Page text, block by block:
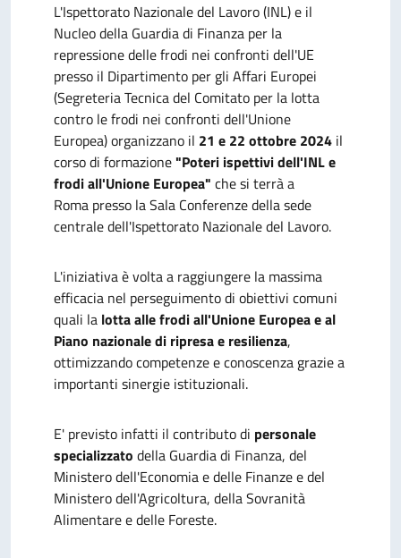
L'Ispettorato Nazionale del Lavoro (INL) e il
Nucleo della Guardia di Finanza per la
repressione delle frodi nei confronti dell'UE
presso il Dipartimento per gli Affari Europei
(Segreteria Tecnica del Comitato per la lotta
contro le frodi nei confronti dell'Unione
Europea) organizzano il 21 e 22 ottobre 2024 il
corso di formazione"Poteri ispettivi dell'INL e
frodi all'Unione Europea" che si terrà a
Roma presso la Sala Conferenze della sede
centrale dell'Ispettorato Nazionale del Lavoro.
L'iniziativa è volta a raggiungere la massima
efficacia nel perseguimento di obiettivi comuni
quali la lotta alle frodi all'Unione Europea e al
Piano nazionale di ripresa e resilienza,
ottimizzando competenze e conoscenza grazie a
importanti sinergie istituzionali.
E' previsto infatti il contributo di personale
specializzato della Guardia di Finanza, del
Ministero dell'Economia e delle Finanze e del
Ministero dell'Agricoltura, della Sovranità
Alimentare e delle Foreste.